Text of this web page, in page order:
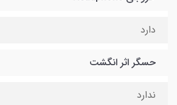
دارد
حسگر اثر انگشت
ندارد